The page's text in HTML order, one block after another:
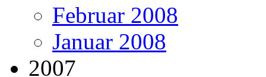
Februar 2008
Januar 2008
2007